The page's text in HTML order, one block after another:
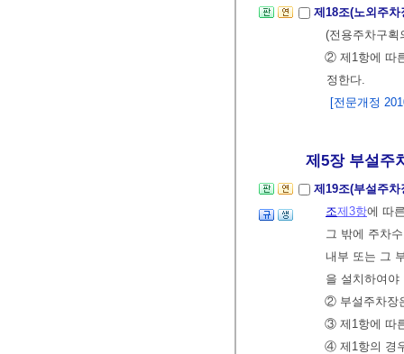
제18조(노외주
(전용주차구
② 제1항에 따
정한다.
[전문개정
제5장 부설주
제19조(부설주
조제3항에 따
그 밖에 주차
내부 또는 그
을 설치하여
② 부설주차장
③ 제1항에 따
④ 제1항의 경